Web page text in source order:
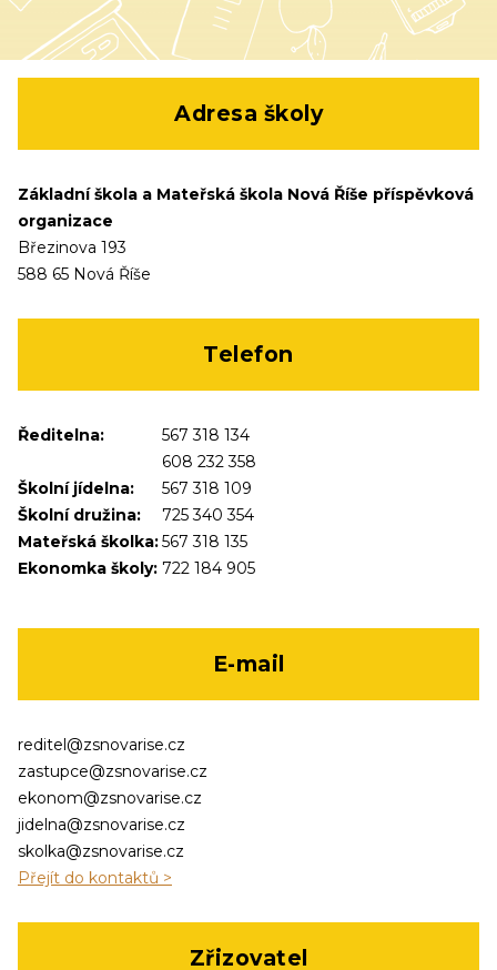
Adresa školy
Základní škola a Mateřská škola Nová Říše příspěvková
organizace
Březinova 193
588 65 Nová Říše
Telefon
Ředitelna:
567 318 134
608 232 358
Školní jídelna:
567 318 109
Školní družina:
725 340 354
Mateřská školka:567 318 135
Ekonomka školy: 722 184 905
E-mail
reditel@zsnovarise.cz
zastupce@zsnovarise.cz
ekonom@zsnovarise.cz
jidelna@zsnovarise.cz
skolka@zsnovarise.cz
Přejít do kontaktů >
Zřizovatel